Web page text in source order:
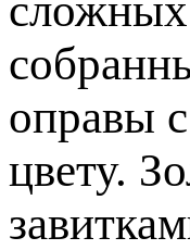
сложных
оправы
цвету.